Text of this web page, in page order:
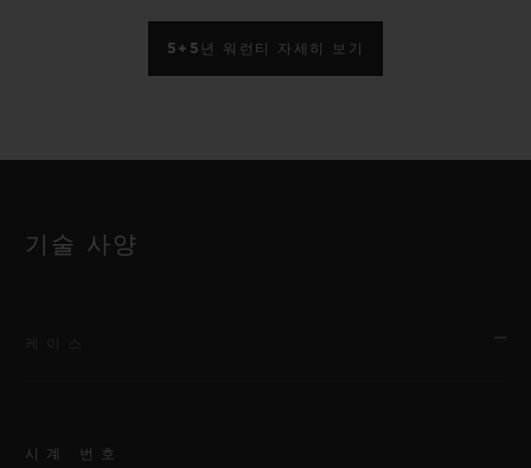
5+5년 워런티 자세히 보기
기술 사양
시계 번호